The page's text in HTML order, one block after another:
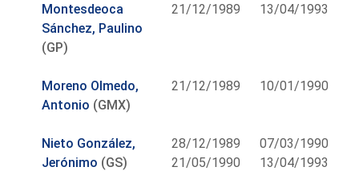
Montesdeoca
Sánchez, Paulino
(GP)
21/12/1989 13/04/1993
Moreno Olmedo,
Antonio (GMX)
21/12/1989 10/01/1990
Nieto González,
Jerónimo (GS)
28/12/1989
21/05/1990
07/03/1990
13/04/1993